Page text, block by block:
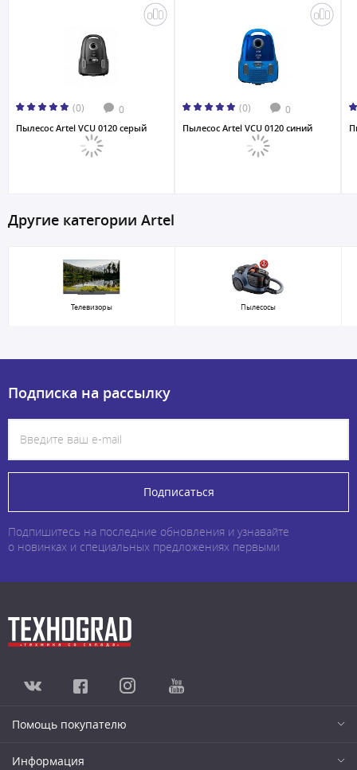
(0) 0
Пылесос Artel VCU 0120 серый
(0) 0
Пылесос Artel VCU 0120 синий
Другие категории Artel
Телевизоры Пылесосы
Подписка на рассылку
Подписаться
Подпишитесь на последние обновления и узнавайте
о новинках и специальных предложениях первыми
Помощь покупателю
Информация